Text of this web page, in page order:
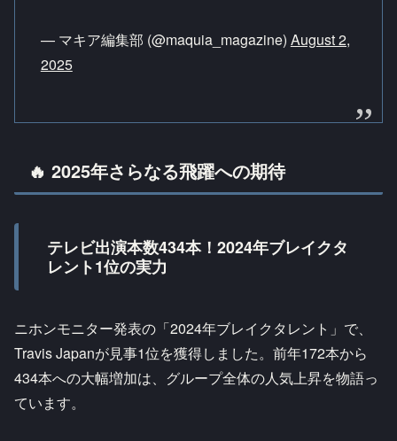
— マキア編集部 (@maquia_magazine) August 2,
2025
🔥 2025年さらなる飛躍への期待
テレビ出演本数434本！2024年ブレイクタ
レント1位の実力
ニホンモニター発表の「2024年ブレイクタレント」で、
Travis Japanが見事1位を獲得しました。前年172本から
434本への大幅増加は、グループ全体の人気上昇を物語っ
ています。